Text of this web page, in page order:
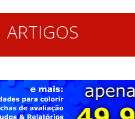
ARTIGOS